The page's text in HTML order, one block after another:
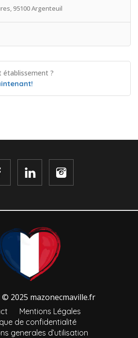
95100 Argenteuil
établissement ?
2025 mazonecmaville.fr
Mentions Légales
de confidentialité
generales d’utilisation